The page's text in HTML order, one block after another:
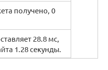
получено, 0
28.8 мс,
1.28 секунды.